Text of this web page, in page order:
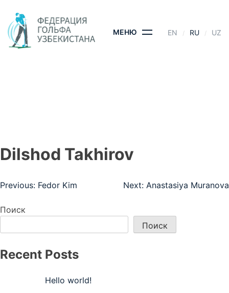
content
МЕНЮ EN RU UZ
Dilshod Takhirov
Навигация
по
Previous: Fedor Kim Next: Anastasiya Muranova
Поиск
Поиск
Recent Posts
Hello world!